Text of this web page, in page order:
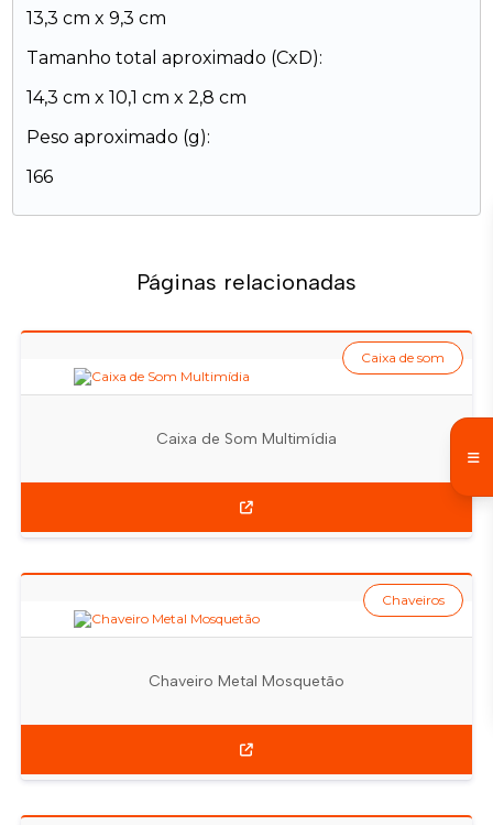
13,3 cm x 9,3 cm
Tamanho total aproximado (CxD):
14,3 cm x 10,1 cm x 2,8 cm
Peso aproximado (g):
166
Páginas relacionadas
Caixa de Som Multimídia
Caixa de som
Chaveiro Metal Mosquetão
Chaveiros